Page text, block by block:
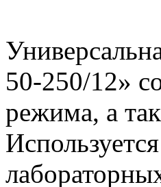
50-250/12»
режима, а